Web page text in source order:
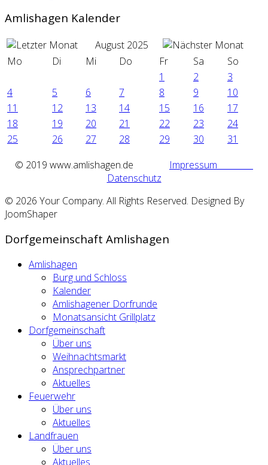
Amlishagen Kalender
August 2025
Mo
Di Mi Do Fr Sa
So
1
2
3
4
5 6 7 8 9
10
11
12 13 14 15 16
17
18
19 20 21 22 23
24
25
26 27 28 29 30
31
© 2019 www.amlishagen.de Impressum
Datenschutz
© 2026 Your Company. All Rights Reserved. Designed By
JoomShaper
Dorfgemeinschaft Amlishagen
Amlishagen
Burg und Schloss
Kalender
Amlishagener Dorfrunde
Monatsansicht Grillplatz
Dorfgemeinschaft
Über uns
Weihnachtsmarkt
Ansprechpartner
Aktuelles
Feuerwehr
Über uns
Aktuelles
Landfrauen
Über uns
Aktuelles